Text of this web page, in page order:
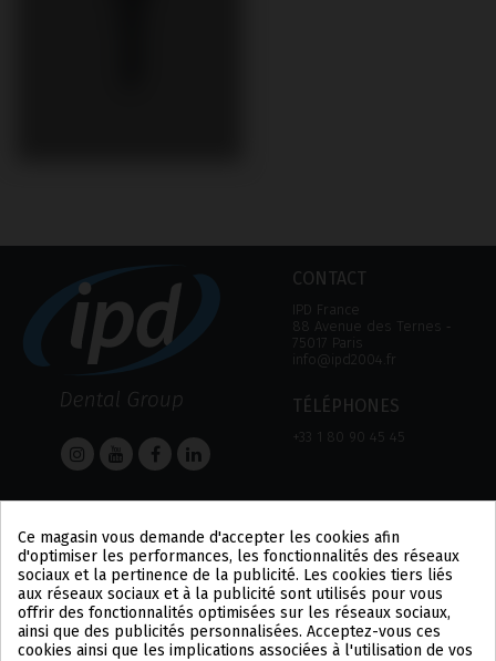
CONTACT
IPD France
88 Avenue des Ternes ‑
75017 Paris
info@ipd2004.fr
TÉLÉPHONES
+33 1 80 90 45 45
AIDE
MOYEN DE PAIEMENT
EXPÉDITIONS ET
RETOURS
CONDITIONS
D'UTILISATION
MENTION LÉGALE
POLITIQUE DE
CONFIDENTIALITÉ
POLITIQUE DES COOKIES
US
PL
Ce magasin vous demande d'accepter les cookies afin
d'optimiser les performances, les fonctionnalités des réseaux
sociaux et la pertinence de la publicité. Les cookies tiers liés
aux réseaux sociaux et à la publicité sont utilisés pour vous
offrir des fonctionnalités optimisées sur les réseaux sociaux,
ainsi que des publicités personnalisées. Acceptez-vous ces
cookies ainsi que les implications associées à l'utilisation de vos